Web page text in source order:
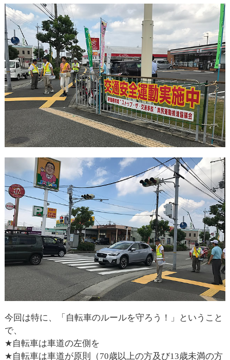
今回は特に、「自転車のルールを守ろう！」ということ
で、
★自転車は車道の左側を
★自転車は車道が原則（70歳以上の方及び13歳未満の方